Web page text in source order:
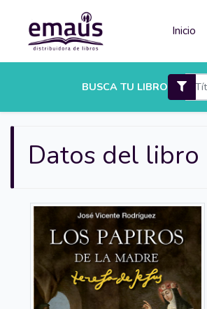
Inicio
BUSCA TU LIBRO
Datos del libro